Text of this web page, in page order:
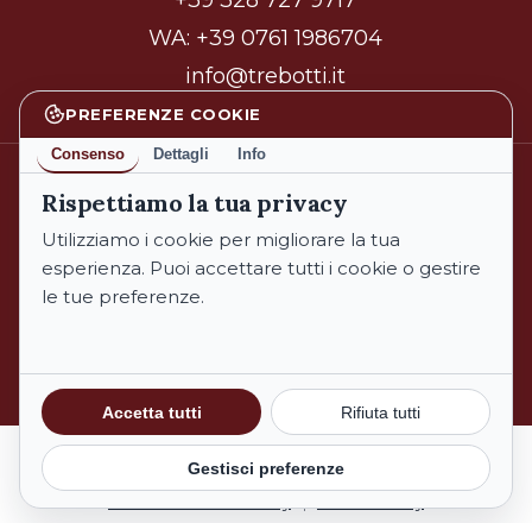
PREFERENZE COOKIE
Consenso Dettagli Info
Rispettiamo la tua privacy
Utilizziamo i cookie per migliorare la tua
esperienza. Puoi accettare tutti i cookie o gestire
le tue preferenze.
Informativa sulla PrivacyCookie Policy
Accetta tutti Rifiuta tutti
Gestisci preferenze
Subtotale: 0,00
Carrello
WA: +39 0761 1986704
info@trebotti.it
facebook instagram
Termini e Condizioni